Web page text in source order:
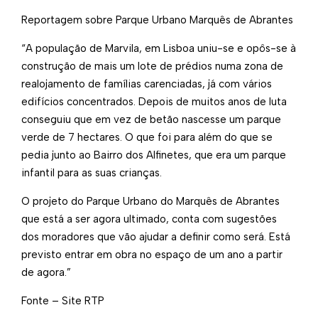
Reportagem sobre Parque Urbano Marquês de Abrantes
“A população de Marvila, em Lisboa uniu-se e opôs-se à
construção de mais um lote de prédios numa zona de
realojamento de famílias carenciadas, já com vários
edifícios concentrados. Depois de muitos anos de luta
conseguiu que em vez de betão nascesse um parque
verde de 7 hectares. O que foi para além do que se
pedia junto ao Bairro dos Alfinetes, que era um parque
infantil para as suas crianças.
O projeto do Parque Urbano do Marquês de Abrantes
que está a ser agora ultimado, conta com sugestões
dos moradores que vão ajudar a definir como será. Está
previsto entrar em obra no espaço de um ano a partir
de agora.”
Fonte – Site ​RTP